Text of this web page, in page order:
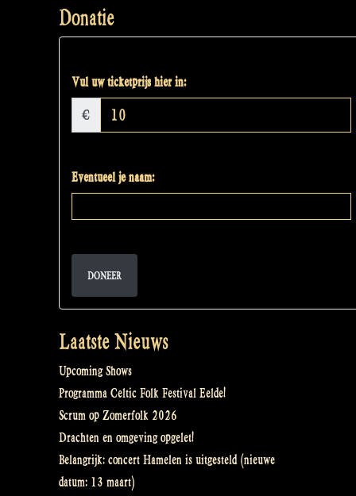
Donatie
Vul uw ticketprijs hier in:
€
Eventueel je naam:
DONEER
Laatste Nieuws
Upcoming Shows
Programma Celtic Folk Festival Eelde!
Scrum op Zomerfolk 2026
Drachten en omgeving opgelet!
Belangrijk: concert Hamelen is uitgesteld (nieuwe
datum: 13 maart)